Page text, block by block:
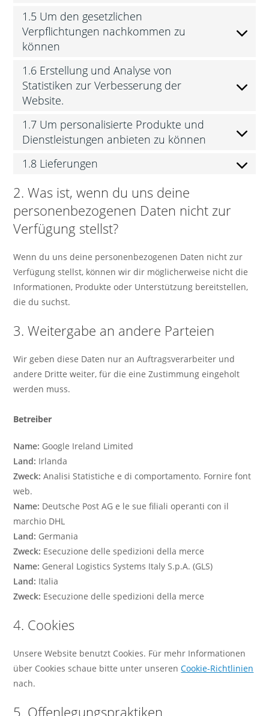
1.5 Um den gesetzlichen
Verpflichtungen nachkommen zu
können
1.6 Erstellung und Analyse von
Statistiken zur Verbesserung der
Website.
1.7 Um personalisierte Produkte und
Dienstleistungen anbieten zu können
1.8 Lieferungen
2. Was ist, wenn du uns deine
personenbezogenen Daten nicht zur
Verfügung stellst?
Wenn du uns deine personenbezogenen Daten nicht zur
Verfügung stellst, können wir dir möglicherweise nicht die
Informationen, Produkte oder Unterstützung bereitstellen,
die du suchst.
3. Weitergabe an andere Parteien
Wir geben diese Daten nur an Auftragsverarbeiter und
andere Dritte weiter, für die eine Zustimmung eingeholt
werden muss.
Betreiber
Name: Google Ireland Limited
Land: Irlanda
Zweck: Analisi Statistiche e di comportamento. Fornire font
web.
Name: Deutsche Post AG e le sue filiali operanti con il
marchio DHL
Land: Germania
Zweck: Esecuzione delle spedizioni della merce
Name: General Logistics Systems Italy S.p.A. (GLS)
Land: Italia
Zweck: Esecuzione delle spedizioni della merce
4. Cookies
Unsere Website benutzt Cookies. Für mehr Informationen
über Cookies schaue bitte unter unserenCookie-Richtlinien
nach.
5. Offenlegungspraktiken